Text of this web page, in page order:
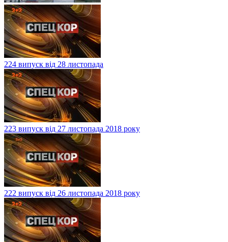
224 випуск від 28 листопада
223 випуск від 27 листопада 2018 року
222 випуск від 26 листопада 2018 року